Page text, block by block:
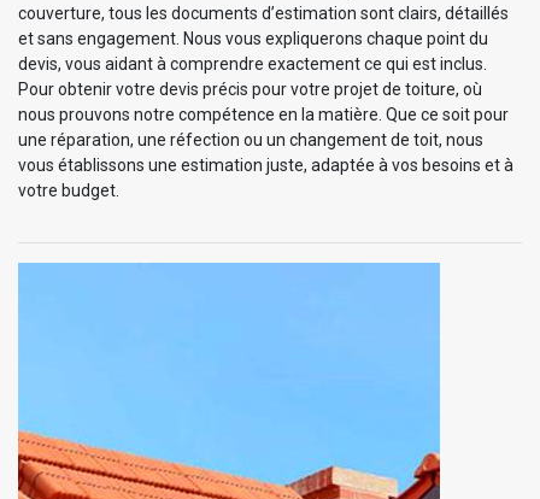
couverture, tous les documents d’estimation sont clairs, détaillés
et sans engagement. Nous vous expliquerons chaque point du
devis, vous aidant à comprendre exactement ce qui est inclus.
Pour obtenir votre devis précis pour votre projet de toiture, où
nous prouvons notre compétence en la matière. Que ce soit pour
une réparation, une réfection ou un changement de toit, nous
vous établissons une estimation juste, adaptée à vos besoins et à
votre budget.